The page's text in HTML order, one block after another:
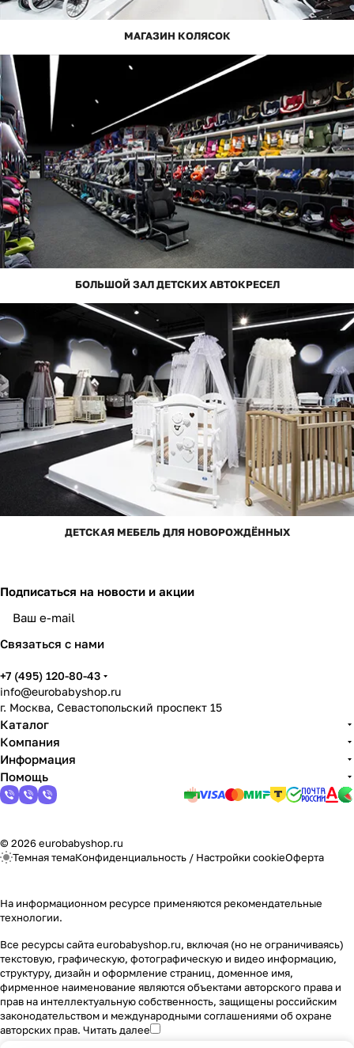
МАГАЗИН КОЛЯСОК
БОЛЬШОЙ ЗАЛ ДЕТСКИХ АВТОКРЕСЕЛ
ДЕТСКАЯ МЕБЕЛЬ ДЛЯ НОВОРОЖДЁННЫХ
Подписаться на новости и акции
Связаться с нами
+7 (495) 120-80-43
info@eurobabyshop.ru
г. Москва, Севастопольский проспект 15
Каталог
Компания
Информация
Помощь
© 2026 eurobabyshop.ru
Темная темаКонфиденциальность / Настройки cookieОферта
На информационном ресурсе применяются рекомендательные
технологии.
Все ресурсы сайта eurobabyshop.ru, включая (но не ограничиваясь)
текстовую, графическую, фотографическую и видео информацию,
структуру, дизайн и оформление страниц, доменное имя,
фирменное наименование являются объектами авторского права и
прав на интеллектуальную собственность, защищены российским
законодательством и международными соглашениями об охране
авторских прав. Читать далее